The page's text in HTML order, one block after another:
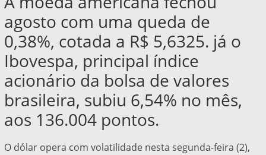
agosto com uma queda de
0,38%, cotada a R$ 5,6325. já o
Ibovespa, principal índice
acionário da bolsa de valores
brasileira, subiu 6,54% no mês,
aos 136.004 pontos.
O dólar opera com volatilidade nesta segunda-feira (2),